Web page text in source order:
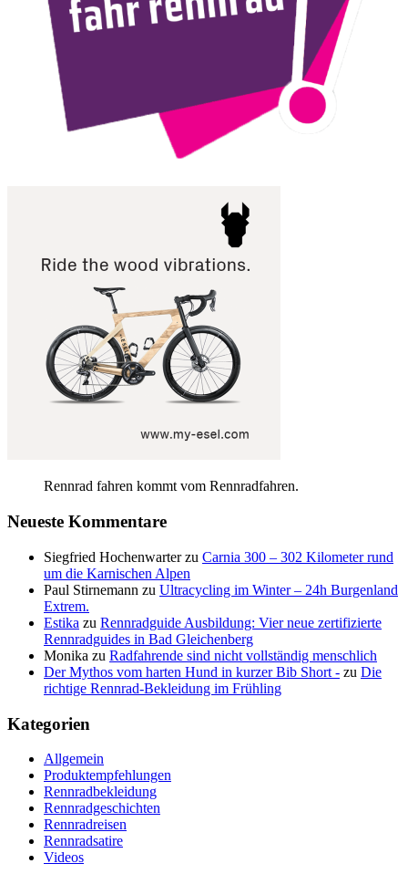
Rennrad fahren kommt vom Rennradfahren.
Neueste Kommentare
Siegfried Hochenwarterzu Carnia 300 – 302 Kilometer rund
um die Karnischen Alpen
Paul Stirnemann zu Ultracycling im Winter – 24h Burgenland
Extrem.
Estika zu Rennradguide Ausbildung: Vier neue zertifizierte
Rennradguides in Bad Gleichenberg
Monika zu Radfahrende sind nicht vollständig menschlich
Der Mythos vom harten Hund in kurzer Bib Short - zu Die
richtige Rennrad-Bekleidung im Frühling
Kategorien
Allgemein
Produktempfehlungen
Rennradbekleidung
Rennradgeschichten
Rennradreisen
Rennradsatire
Videos